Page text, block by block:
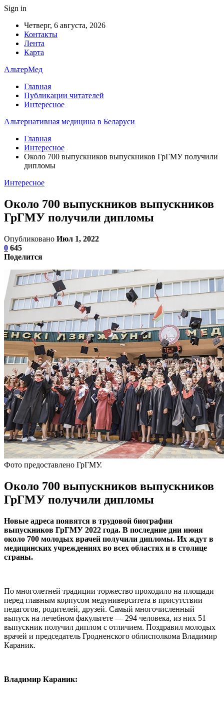
Sign in
Четверг, 6 августа, 2026
Контакты
Лента
Карта
АльтерМед
Главная
Публикации читателей
Интересное
Альтернативная медицина в Беларуси
Главная
Интересное
Около 700 выпускников выпускников ГрГМУ получили
дипломы
Интересное
Около 700 выпускников выпускников
ГрГМУ получили дипломы
Опубликовано Июл 1, 2022
0 645
Поделится
Фото предоставлено ГрГМУ.
Около 700 выпускников выпускников
ГрГМУ получили дипломы
Новые адреса появятся в трудовой биографии
выпускников ГрГМУ 2022 года. В последние дни июня
около 700 молодых врачей получили дипломы. Их ждут в
медицинских учреждениях во всех областях и в столице
страны.
По многолетней традиции торжество проходило на площади
перед главным корпусом медуниверситета в присутствии
педагогов, родителей, друзей. Самый многочисленный
выпуск на лечебном факультете — 294 человека, из них 51
выпускник получил диплом с отличием. Поздравил молодых
врачей и председатель Гродненского облисполкома Владимир
Караник.
Владимир Караник: